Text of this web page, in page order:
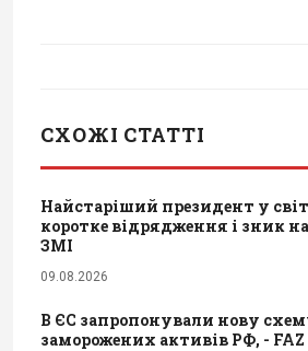
СХОЖІ СТАТТІ
Найстаріший президент у
коротке відрядження і зник
ЗМІ
09.08.2026
В ЄС запропонували нову
заморожених активів РФ, - FAZ